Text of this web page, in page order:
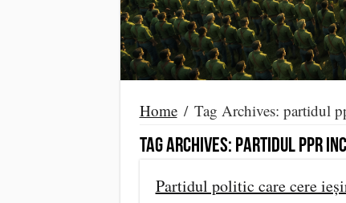
Home / Tag Archives: partidul
Tag Archives: partidul ppr
Partidul politic care cere